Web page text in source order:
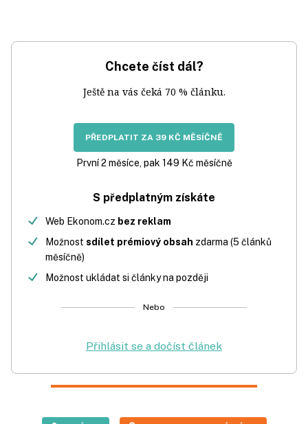
Chcete číst dál?
Ještě na vás čeká 70 % článku.
PŘEDPLATIT ZA 39 KČ MĚSÍČNĚ
První 2 měsíce, pak 149 Kč měsíčně
S předplatným získáte
Web Ekonom.cz bez reklam
Možnost sdílet prémiový obsah zdarma (5 článků
měsíčně)
Možnost ukládat si články na později
Nebo
Přihlásit se a dočíst článek